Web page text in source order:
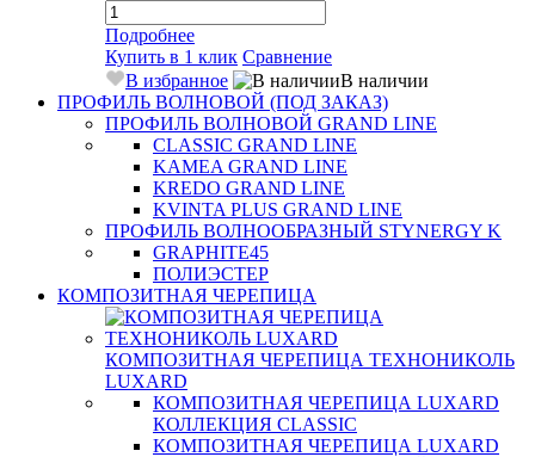
Подробнее
Купить в 1 клик Сравнение
В избранное
В наличии
ПРОФИЛЬ ВОЛНОВОЙ (ПОД ЗАКАЗ)
ПРОФИЛЬ ВОЛНОВОЙ GRAND LINE
CLASSIC GRAND LINE
KAMEA GRAND LINE
KREDO GRAND LINE
KVINTA PLUS GRAND LINE
ПРОФИЛЬ ВОЛНООБРАЗНЫЙ STYNERGY K
GRAPHITE45
ПОЛИЭСТЕР
КОМПОЗИТНАЯ ЧЕРЕПИЦА
КОМПОЗИТНАЯ ЧЕРЕПИЦА ТЕХНОНИКОЛЬ
LUXARD
КОМПОЗИТНАЯ ЧЕРЕПИЦА LUXARD
КОЛЛЕКЦИЯ CLASSIC
КОМПОЗИТНАЯ ЧЕРЕПИЦА LUXARD